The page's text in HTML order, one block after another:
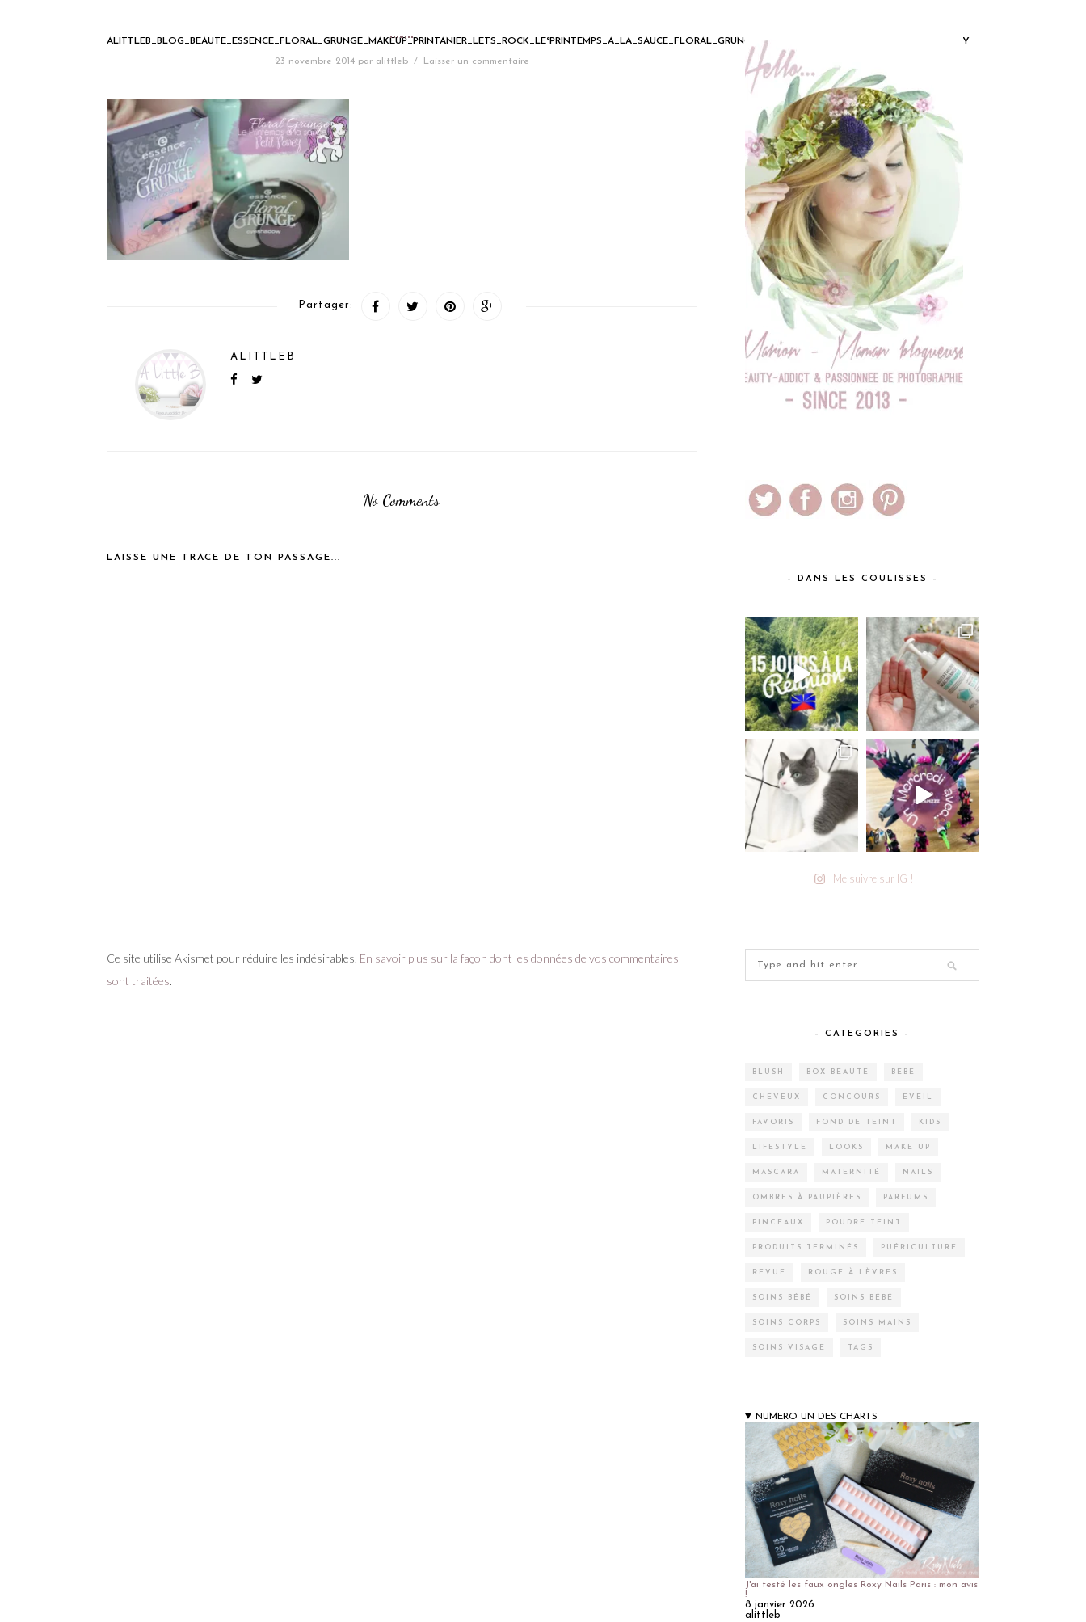
ALITTLEB_BLOG_BEAUTE_ESSENCE_FLORAL_GRUNGE_MAKEUP_PRINTANIER_LETS_ROCK_LE°PRINTEMPS_A_LA_SAUCE_FLORAL_GRUNGE_EYE_LIKE_GRUNGE_MAKEUP_PETIT_PONEY
23 novembre 2014 par alittleb / Laisser un commentaire
Partager:
ALITTLEB
No Comments
LAISSE UNE TRACE DE TON PASSAGE...
Ce site utilise Akismet pour réduire les indésirables. En savoir plus sur la façon dont les données de vos commentaires
sont traitées.
– DANS LES COULISSES –
Me suivre sur IG !
– CATEGORIES –
BLUSH BOX BEAUTÉ BÉBÉ
CHEVEUX CONCOURS EVEIL
FAVORIS FOND DE TEINT KIDS
LIFESTYLE LOOKS MAKE-UP
MASCARA MATERNITÉ NAILS
OMBRES À PAUPIÈRES PARFUMS
PINCEAUX POUDRE TEINT
PRODUITS TERMINÉS PUÉRICULTURE
REVUE ROUGE À LÈVRES
SOINS BÉBÉ SOINS BÉBÉ
SOINS CORPS SOINS MAINS
SOINS VISAGE TAGS
NUMERO UN DES CHARTS
J'ai testé les faux ongles Roxy Nails Paris : mon avis
!
8 janvier 2026
alittleb